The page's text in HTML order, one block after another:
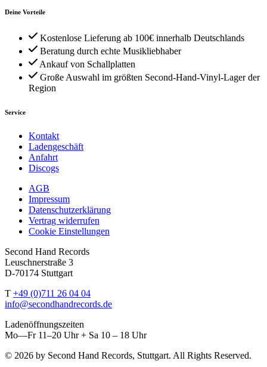
Deine Vorteile
Kostenlose Lieferung ab 100€ innerhalb Deutschlands
Beratung durch echte Musikliebhaber
Ankauf von Schallplatten
Große Auswahl im größten Second-Hand-Vinyl-Lager der
Region
Service
Kontakt
Ladengeschäft
Anfahrt
Discogs
AGB
Impressum
Datenschutzerklärung
Vertrag widerrufen
Cookie Einstellungen
Second Hand Records
Leuschnerstraße 3
D-70174 Stuttgart
T +49 (0)711 26 04 04
info@secondhandrecords.de
Ladenöffnungszeiten
Mo—Fr 11–20 Uhr + Sa 10 – 18 Uhr
© 2026 by Second Hand Records, Stuttgart. All Rights Reserved.